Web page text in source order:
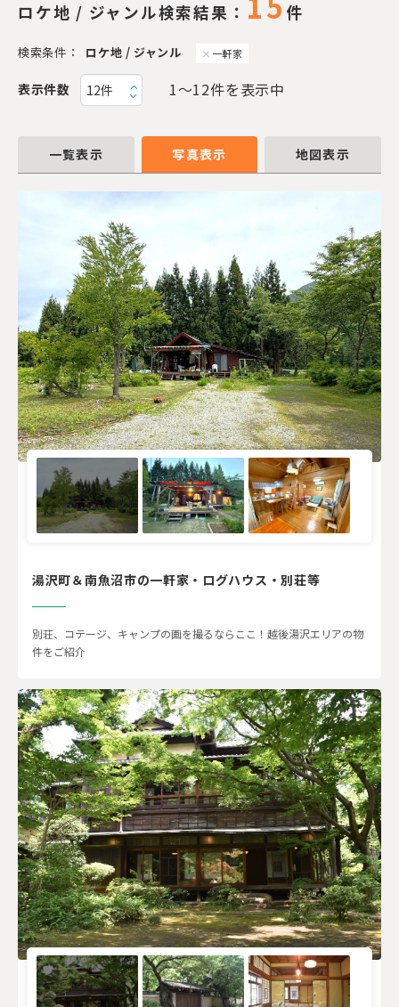
ロケ地 / ジャンル検索結果： 件
検索条件： ロケ地 / ジャンル 一軒家
表示件数 1〜12件を表示中
一覧表示 写真表示 地図表示
湯沢町＆南魚沼市の一軒家・ログハウス・別荘等
別荘、コテージ、キャンプの画を撮るならここ！越後湯沢エリアの物
件をご紹介